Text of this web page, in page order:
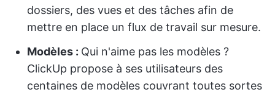
dossiers, des vues et des tâches afin de
mettre en place un flux de travail sur mesure.
Modèles : Qui n'aime pas les modèles ?
ClickUp propose à ses utilisateurs des
centaines de modèles couvrant toutes sortes